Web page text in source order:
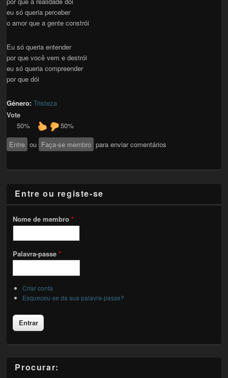
eu só queria perceber
o amor que a gente constrói
Eu só queria entender
por que você vem e destrói
eu só queria compreender
por que dói
Género:Tristeza
Vote
50%
50%
Entre ou Faça-se membro para enviar comentários
Entre ou registe-se
Nome de membro*
Palavra-passe*
Criar conta
Esqueceu-se da sua palavra-passe?
Procurar: